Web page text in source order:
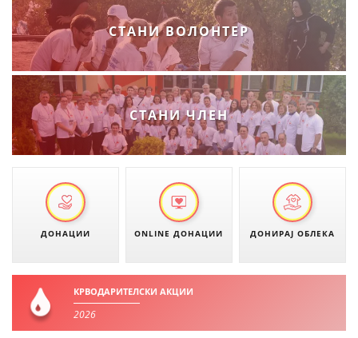
ДИСЕМИНАЦИЈА
MЕЃУНАРОДНО ХУМАНИТАРНО ПРАВО
ПРОМОЦИЈА НА ХУМАНИ ВРЕДНОСТИ
УПОТРЕБА И ЗАШТИТА НА АМБЛЕМОТ
СОЦИЈАЛНО ХУМАНИТАРНА ДЕЈНОСТ
ПОДГОТВЕНОСТ И ДЕЈСТВО ПРИ КАТАСТРОФИ
СТАНИ ВОЛОНТЕР
СТАНИ ЧЛЕН
ДОНАЦИИ ONLINE ДОНАЦИИ ДОНИРАЈ ОБЛЕКА
КРВОДАРИТЕЛСКИ АКЦИИ
2026